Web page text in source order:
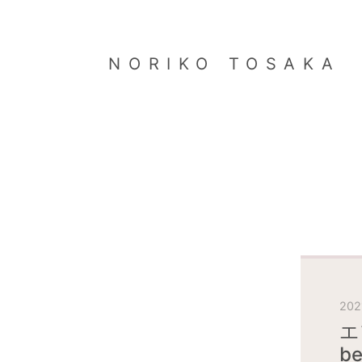
NORIKO TOSAKA